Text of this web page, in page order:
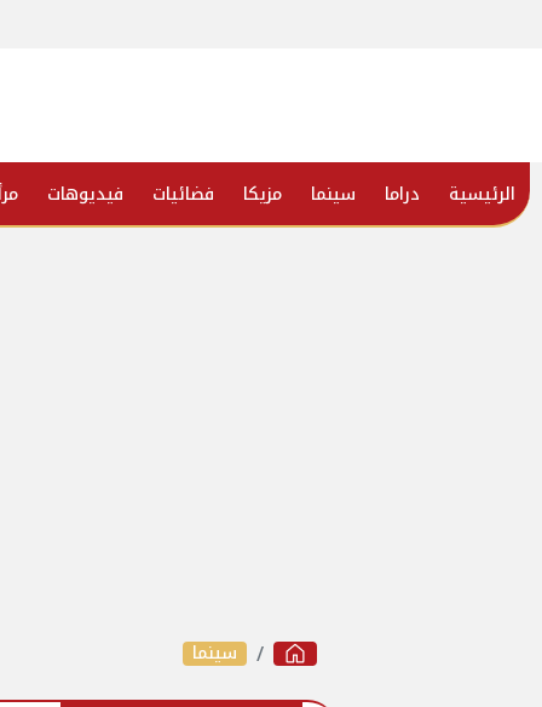
الرئيسية دراما سينما مزيكا فضائيات فيديوهات
سينما